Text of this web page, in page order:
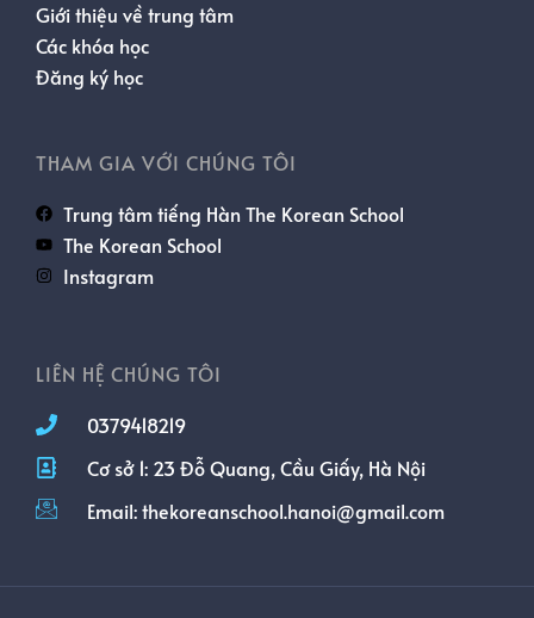
Giới thiệu về trung tâm
Các khóa học
Đăng ký học
THAM GIA VỚI CHÚNG TÔI
Trung tâm tiếng Hàn The Korean School
The Korean School
Instagram
LIÊN HỆ CHÚNG TÔI
0379418219
Cơ sở 1: 23 Đỗ Quang, Cầu Giấy, Hà Nội
Email: thekoreanschool.hanoi@gmail.com